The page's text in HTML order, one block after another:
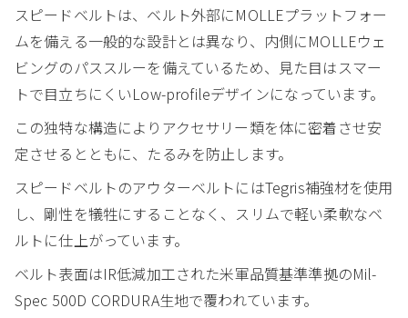
スピードベルトは、ベルト外部にMOLLEプラットフォー
ムを備える一般的な設計とは異なり、内側にMOLLEウェ
ビングのパススルーを備えているため、見た目はスマー
トで目立ちにくいLow-profileデザインになっています。
この独特な構造によりアクセサリー類を体に密着させ安
定させるとともに、たるみを防止します。
スピードベルトのアウターベルトにはTegris補強材を使用
し、剛性を犠牲にすることなく、スリムで軽い柔軟なベ
ルトに仕上がっています。
ベルト表面はIR低減加工された米軍品質基準準拠のMil-
Spec 500D CORDURA生地で覆われています。